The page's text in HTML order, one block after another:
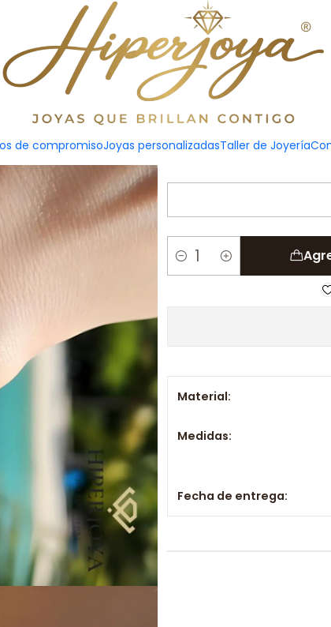
de compromisoJoyas personalizadasTaller de Joyería
Pulsera
Cantidad
Material:
Medidas:
Fecha de entrega: